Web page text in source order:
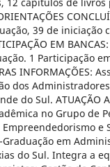
39 de iniciação
EM
1 Participação
INFORMAÇÕES:
dos
do Sul. ATUAÇÃO
no Grupo de
Empreendedorismo e
em
do Sul. Integra a